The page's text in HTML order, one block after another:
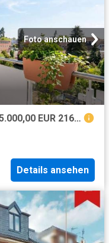
Foto anschauen
Haus zum Kaufen in Frechen 625.000,00 EUR 216 m²
Details ansehen